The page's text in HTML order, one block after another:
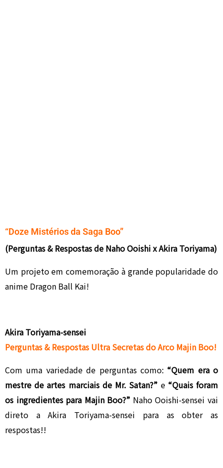
“Doze Mistérios da Saga Boo”
(Perguntas & Respostas de Naho Ooishi x Akira Toriyama)
Um projeto em comemoração à grande popularidade do
anime Dragon Ball Kai!
Akira Toriyama-sensei
Perguntas & Respostas Ultra Secretas do Arco Majin Boo!
Com uma variedade de perguntas como:“Quem era o
mestre de artes marciais de Mr. Satan?” e “Quais foram
os ingredientes para Majin Boo?” Naho Ooishi-sensei vai
direto a Akira Toriyama-sensei para as obter as
respostas!!